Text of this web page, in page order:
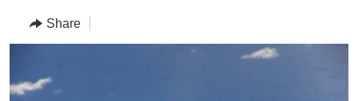
to
AMERICAS
EUROPE
HUMAN RIGHTS
AID AND DEVELOPMENT
ARCHIVE
FOLLOW US
Share